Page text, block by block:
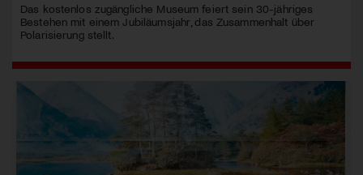
Das kostenlos zugängliche Museum feiert sein 30-jähriges
Bestehen mit einem Jubiläumsjahr, das Zusammenhalt über
Polarisierung stellt.